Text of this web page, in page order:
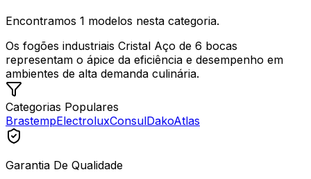
Encontramos 1 modelos nesta categoria.
Os fogões industriais Cristal Aço de 6 bocas
representam o ápice da eficiência e desempenho em
ambientes de alta demanda culinária.
Categorias Populares
BrastempElectroluxConsulDakoAtlas
Garantia De Qualidade